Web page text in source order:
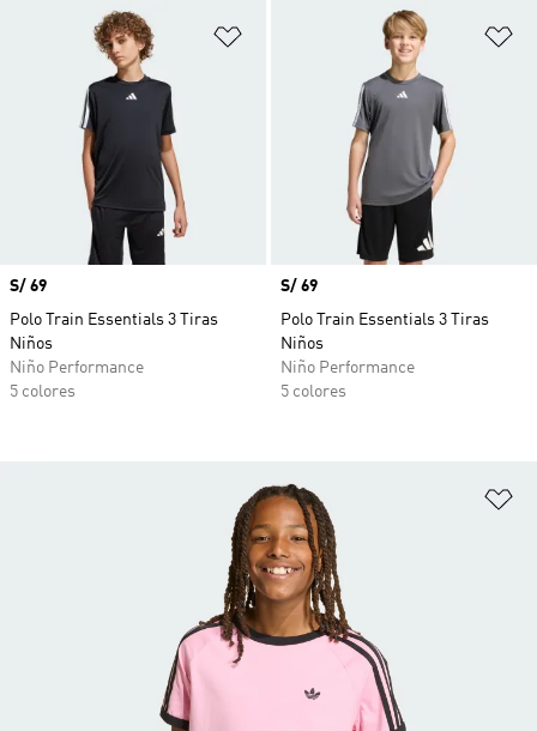
Añadir a la lista de deseos
Precio
S/ 69
Polo Train Essentials 3 Tiras
Niños
Niño Performance
5 colores
Precio
S/ 69
Polo Train Essentials 3 Tiras
Niños
Niño Performance
5 colores